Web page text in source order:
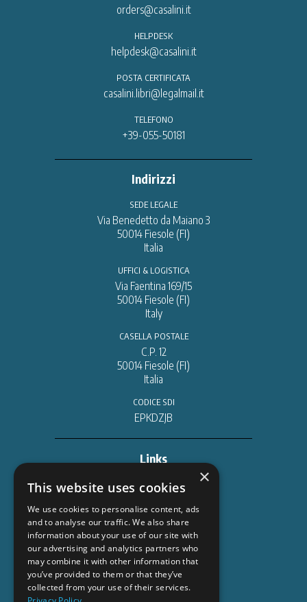
orders@casalini.it
HELPDESK
helpdesk@casalini.it
POSTA CERTIFICATA
casalini.libri@legalmail.it
TELEFONO
+39-055-50181
Indirizzi
SEDE LEGALE
Via Benedetto da Maiano 3
50014 Fiesole (FI)
Italia
UFFICI & LOGISTICA
Via Faentina 169/15
50014 Fiesole (FI)
Italy
CASELLA POSTALE
C.P. 12
50014 Fiesole (FI)
Italia
CODICE SDI
EPKDZJB
Links
DATABASE & ORDINI
CONTENUTI DIGITALI
info.torrossa.com
publishers.torrossa.com
www.torrossa.com
AZIENDE PARTNERS
×
This website uses cookies
We use cookies to personalise content, ads
and to analyse our traffic. We also share
information about your use of our site with
our advertising and analytics partners who
may combine it with other information that
you’ve provided to them or that they’ve
collected from your use of their services.